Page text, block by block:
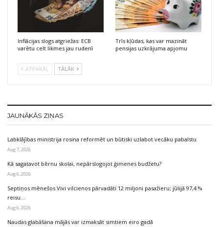
Inflācijas slogs atgriežas: ECB
varētu celt likmes jau rudenī
Trīs kļūdas, kas var mazināt
pensijas uzkrājuma apjomu
ATPAKAĻ TĀLĀK
JAUNĀKĀS ZIŅAS
Labklājības ministrija rosina reformēt un būtiski uzlabot vecāku pabalstu
Aug 7, 2026
Kā sagatavot bērnu skolai, nepārslogojot ģimenes budžetu?
Aug 6, 2026
Septiņos mēnešos Vivi vilcienos pārvadāti 12 miljoni pasažieru; jūlijā 97,4 %
reisu…
Aug 6, 2026
Naudas glabāšana mājās var izmaksāt simtiem eiro gadā